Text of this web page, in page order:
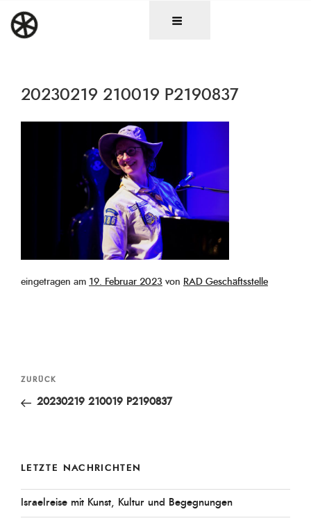
Inhalt
springen
20230219 210019 P2190837
eingetragen am Veröffentlicht
19. Februar 2023 von RAD Geschäftsstelle
Beitragsnavigation
Vorheriger
Beitrag
ZURÜCK
20230219 210019 P2190837
LETZTE NACHRICHTEN
Israelreise mit Kunst, Kultur und Begegnungen